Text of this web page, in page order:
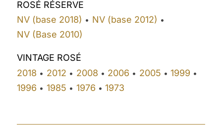
ROSÉ RÉSERVE
NV (base 2018) • NV (base 2012) •
NV (Base 2010)
VINTAGE ROSÉ
2018 • 2012 • 2008 • 2006 • 2005 • 1999 •
1996 • 1985 • 1976 • 1973